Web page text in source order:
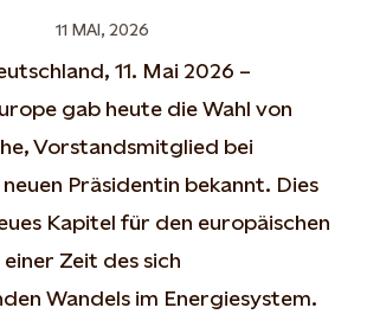
11 MAI, 2026
11. Mai 2026 –
gab heute die Wahl von
Vorstandsmitglied bei
Präsidentin bekannt. Dies
Kapitel für den europäischen
Zeit des sich
Wandels im Energiesystem.